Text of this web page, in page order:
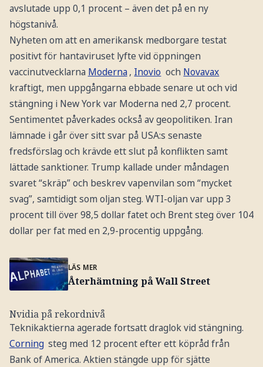
avslutade upp 0,1 procent – även det på en ny
högstanivå.
Nyheten om att en amerikansk medborgare testat
positivt för hantaviruset lyfte vid öppningen
vaccinutvecklarna Moderna , Inovio och Novavax
kraftigt, men uppgångarna ebbade senare ut och vid
stängning i New York var Moderna ned 2,7 procent.
Sentimentet påverkades också av geopolitiken. Iran
lämnade i går över sitt svar på USA:s senaste
fredsförslag och krävde ett slut på konflikten samt
lättade sanktioner. Trump kallade under måndagen
svaret “skräp” och beskrev vapenvilan som “mycket
svag”, samtidigt som oljan steg. WTI-oljan var upp 3
procent till över 98,5 dollar fatet och Brent steg över 104
dollar per fat med en 2,9-procentig uppgång.
LÄS MER
Återhämtning på Wall Street
Nvidia på rekordnivå
Teknikaktierna agerade fortsatt draglok vid stängning.
Corning steg med 12 procent efter ett köpråd från
Bank of America. Aktien stängde upp för sjätte